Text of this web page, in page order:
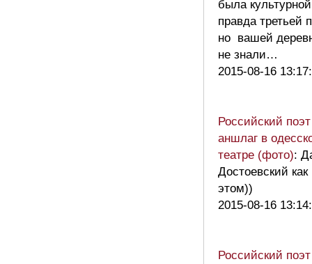
была
правда третьей
но вашей
не знали…
2015-08-16
Российский
аншлаг в
театре (фото):
Достоевский
этом))
2015-08-16
Российский